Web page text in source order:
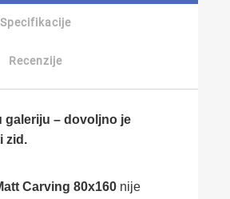
Specifikacije
Recenzije
galeriju – dovoljno je
zid.
Carving 80x160 nije